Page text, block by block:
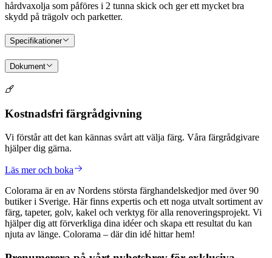
hårdvaxolja som påföres i 2 tunna skick och ger ett mycket bra
skydd på trägolv och parketter.
Specifikationer
Dokument
Kostnadsfri färgrådgivning
Vi förstår att det kan kännas svårt att välja färg. Våra färgrådgivare
hjälper dig gärna.
Läs mer och boka
Colorama är en av Nordens största färghandelskedjor med över 90
butiker i Sverige. Här finns expertis och ett noga utvalt sortiment av
färg, tapeter, golv, kakel och verktyg för alla renoveringsprojekt. Vi
hjälper dig att förverkliga dina idéer och skapa ett resultat du kan
njuta av länge. Colorama – där din idé hittar hem!